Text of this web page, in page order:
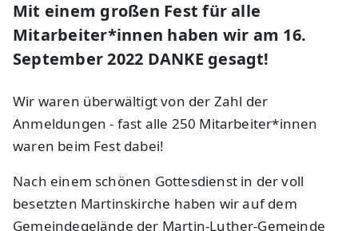
Mit einem großen Fest für alle
Mitarbeiter*innen haben wir am 16.
September 2022 DANKE gesagt!
Wir waren überwältigt von der Zahl der
Anmeldungen - fast alle 250 Mitarbeiter*innen
waren beim Fest dabei!
Nach einem schönen Gottesdienst in der voll
besetzten Martinskirche haben wir auf dem
Gemeindegelände der Martin-Luther-Gemeinde